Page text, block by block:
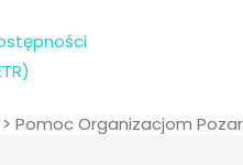
> Pomoc Organizacjom